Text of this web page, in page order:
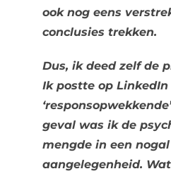
ook nog eens
conclusies trekken.
Dus, ik deed zelf de
Ik postte op LinkedIn
geval was ik de
mengde in een
aangelegenheid.